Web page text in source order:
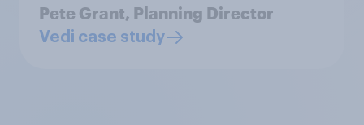
Pete Grant, Planning Director
Vedi case study